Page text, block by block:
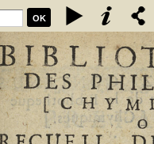
OK
ou Recueil des oeuvres
de la pierre philosophale.
un discours, servant de
& des mots anciens qui se